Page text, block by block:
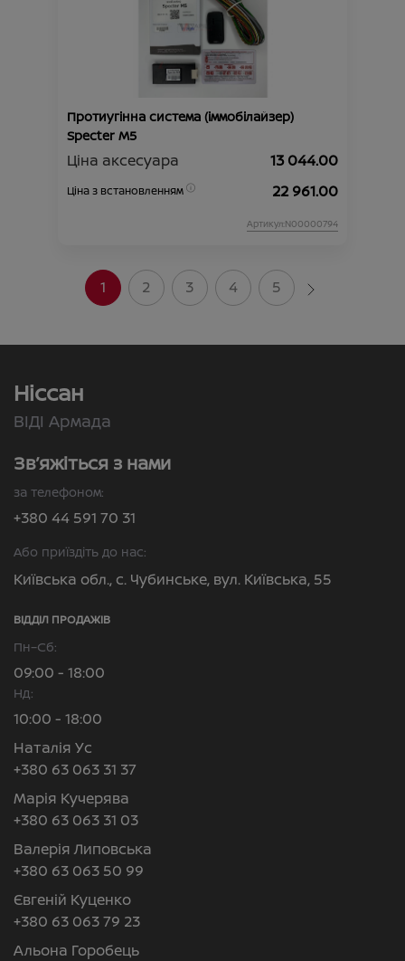
Протиугінна система (іммобілайзер)
Specter М5
Ціна аксесуара 13 044.00
Ціна з встановленням 22 961.00
Артикул:N00000794
1 2 3 4 5
Ніссан
ВІДІ Армада
Зв’яжіться з нами
за телефоном:
+380 44 591 70 31
Або приїздіть до нас:
Київська обл., с. Чубинське, вул. Київська, 55
ВІДДІЛ ПРОДАЖІВ
Пн–Сб:
09:00 - 18:00
Нд:
10:00 - 18:00
Наталія Ус
+380 63 063 31 37
Марія Кучерява
+380 63 063 31 03
Валерія Липовська
+380 63 063 50 99
Євгеній Куценко
+380 63 063 79 23
Альона Горобець